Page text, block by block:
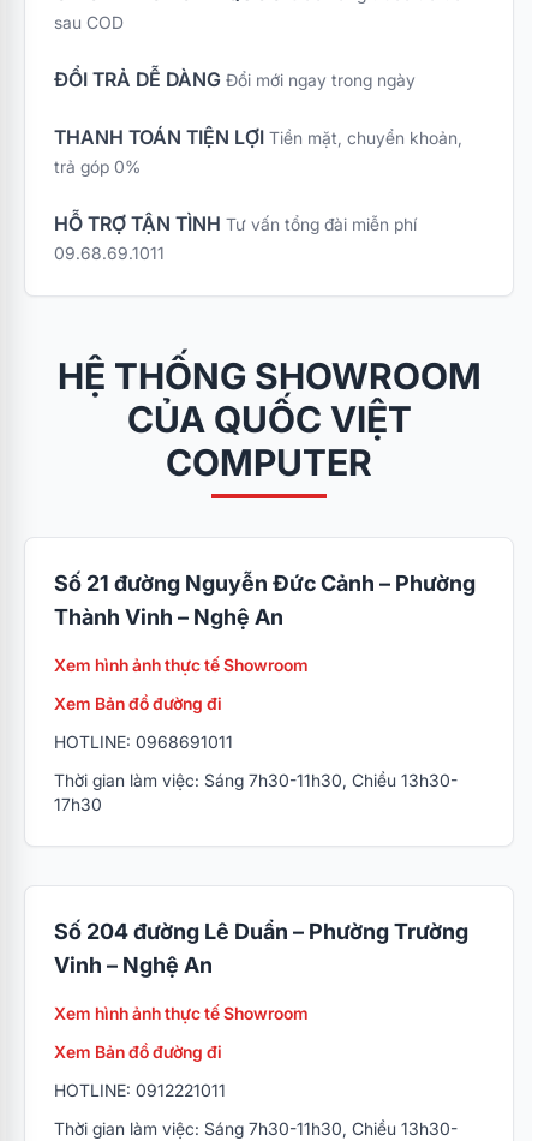
tối đa cho các bạn tân
nhập học, chương
trình ưu đãi đặc biệt
Sinh Viên – Sắm 4
Nhận 7" mang đến bộ
Kangaroo cao cấp với
mức chi phí tối ưu nhất
thiết thực.
sau COD
ĐỔI TRẢ DỄ DÀNG Đổi mới ngay trong ngày
THANH TOÁN TIỆN LỢI Tiền mặt, chuyển khoản,
trả góp 0%
HỖ TRỢ TẬN TÌNH Tư vấn tổng đài miễn phí
09.68.69.1011
HỆ THỐNG SHOWROOM
CỦA QUỐC VIỆT
COMPUTER
Số 21 đường Nguyễn Đức Cảnh – Phường
Thành Vinh – Nghệ An
Xem hình ảnh thực tế Showroom
Xem Bản đồ đường đi
HOTLINE: 0968691011
Thời gian làm việc: Sáng 7h30-11h30, Chiều 13h30-
17h30
Số 204 đường Lê Duẩn – Phường Trường
Vinh – Nghệ An
Xem hình ảnh thực tế Showroom
Xem Bản đồ đường đi
HOTLINE: 0912221011
Thời gian làm việc: Sáng 7h30-11h30, Chiều 13h30-